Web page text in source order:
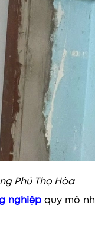
Phú Thọ Hòa
nghiệpquy mô